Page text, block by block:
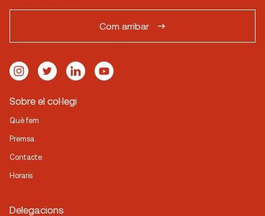
Com arribar
Sobre el col·legi
Què fem
Premsa
Contacte
Horaris
Delegacions